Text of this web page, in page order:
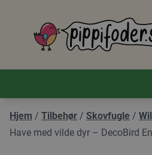
Pippifoder logo
Hjem / Tilbehør / Skovfugle /
Have med vilde dyr – DecoBird